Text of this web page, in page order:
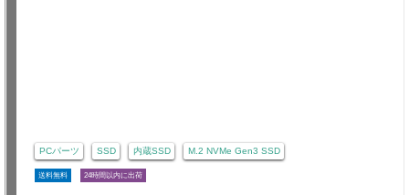
PCパーツ SSD 内蔵SSD M.2 NVMe Gen3 SSD
送料無料 24時間以内に出荷